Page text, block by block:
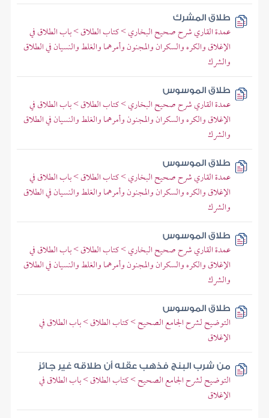
طلاق المشرك
عمدة القاري شرح صحيح البخاري > كتاب الطلاق > باب الطلاق في
الإغلاق والكره والسكران والمجنون وأمرهما والغلط والنسيان في الطلاق
والشرك
طلاق الموسوس
عمدة القاري شرح صحيح البخاري > كتاب الطلاق > باب الطلاق في
الإغلاق والكره والسكران والمجنون وأمرهما والغلط والنسيان في الطلاق
والشرك
طلاق الموسوس
عمدة القاري شرح صحيح البخاري > كتاب الطلاق > باب الطلاق في
الإغلاق والكره والسكران والمجنون وأمرهما والغلط والنسيان في الطلاق
والشرك
طلاق الموسوس
عمدة القاري شرح صحيح البخاري > كتاب الطلاق > باب الطلاق في
الإغلاق والكره والسكران والمجنون وأمرهما والغلط والنسيان في الطلاق
والشرك
طلاق الموسوس
التوضيح لشرح الجامع الصحيح > كتاب الطلاق > باب الطلاق في
الإغلاق
من شرب البنج فذهب عقله أن طلاقه غير جائز
التوضيح لشرح الجامع الصحيح > كتاب الطلاق > باب الطلاق في
الإغلاق